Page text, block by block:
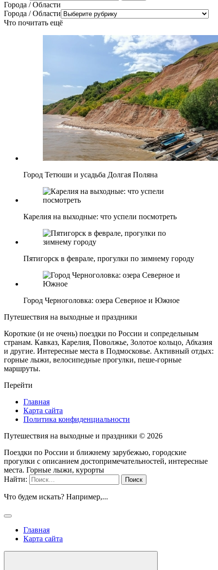
Города / Области
Города / Области
Что почитать ещё
Город Тетюши и усадьба Долгая Поляна
Карелия на выходные: что успели посмотреть
Пятигорск в феврале, прогулки по зимнему городу
Город Черноголовка: озера Северное и Южное
Путешествия на выходные и праздники
Короткие (и не очень) поездки по России и сопредельным
странам. Кавказ, Карелия, Поволжье, Золотое кольцо, Абхазия
и другие. Интересные места в Подмосковье. Активный отдых:
горные лыжи, велосипедные прогулки, пеше-горные
маршруты.
Перейти
Главная
Карта сайта
Политика конфиденциальности
Путешествия на выходные и праздники © 2026
Поездки по России и ближнему зарубежью, городские
прогулки с описанием достопримечательностей, интересные
места. Горные лыжи, курорты
Найти:
Что будем искать? Например,...
Главная
Карта сайта